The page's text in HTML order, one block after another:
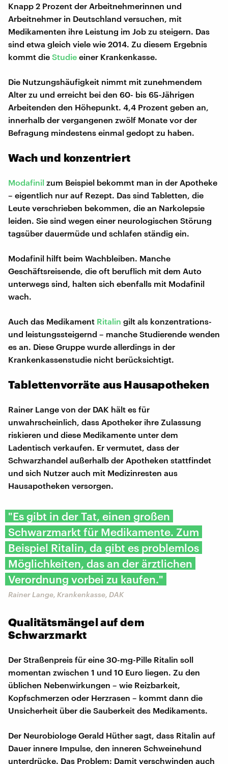
Knapp 2 Prozent der Arbeitnehmerinnen und
Arbeitnehmer in Deutschland versuchen, mit
Medikamenten ihre Leistung im Job zu steigern. Das
sind etwa gleich viele wie 2014. Zu diesem Ergebnis
kommt die Studie einer Krankenkasse.
Die Nutzungshäufigkeit nimmt mit zunehmendem
Alter zu und erreicht bei den 60- bis 65-Jährigen
Arbeitenden den Höhepunkt. 4,4 Prozent geben an,
innerhalb der vergangenen zwölf Monate vor der
Befragung mindestens einmal gedopt zu haben.
Wach und konzentriert
Modafinil zum Beispiel bekommt man in der Apotheke
– eigentlich nur auf Rezept. Das sind Tabletten, die
Leute verschrieben bekommen, die an Narkolepsie
leiden. Sie sind wegen einer neurologischen Störung
tagsüber dauermüde und schlafen ständig ein.
Modafinil hilft beim Wachbleiben. Manche
Geschäftsreisende, die oft beruflich mit dem Auto
unterwegs sind, halten sich ebenfalls mit Modafinil
wach.
Auch das Medikament Ritalin gilt als konzentrations-
und leistungssteigernd – manche Studierende wenden
es an. Diese Gruppe wurde allerdings in der
Krankenkassenstudie nicht berücksichtigt.
Tablettenvorräte aus Hausapotheken
Rainer Lange von der DAK hält es für
unwahrscheinlich, dass Apotheker ihre Zulassung
riskieren und diese Medikamente unter dem
Ladentisch verkaufen. Er vermutet, dass der
Schwarzhandel außerhalb der Apotheken stattfindet
und sich Nutzer auch mit Medizinresten aus
Hausapotheken versorgen.
"Es gibt in der Tat, einen großen
Schwarzmarkt für Medikamente. Zum
Beispiel Ritalin, da gibt es problemlos
Möglichkeiten, das an der ärztlichen
Verordnung vorbei zu kaufen."
Rainer Lange, Krankenkasse, DAK
Qualitätsmängel auf dem
Schwarzmarkt
Der Straßenpreis für eine 30-mg-Pille Ritalin soll
momentan zwischen 1 und 10 Euro liegen. Zu den
üblichen Nebenwirkungen – wie Reizbarkeit,
Kopfschmerzen oder Herzrasen – kommt dann die
Unsicherheit über die Sauberkeit des Medikaments.
Der Neurobiologe Gerald Hüther sagt, dass Ritalin auf
Dauer innere Impulse, den inneren Schweinehund
unterdrücke. Das Problem: Damit verschwinden auch